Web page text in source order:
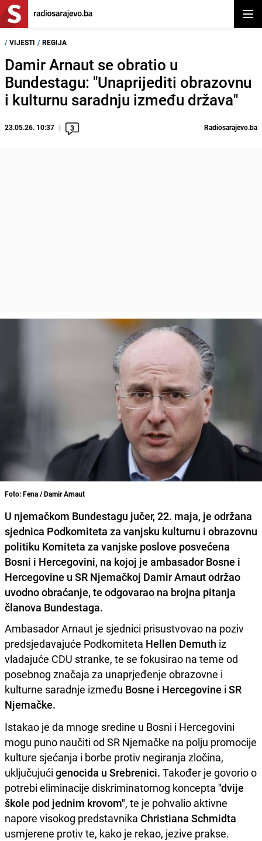
/ VIJESTI / REGIJA
Damir Arnaut se obratio u
Bundestagu: "Unaprijediti obrazovnu
i kulturnu saradnju između država"
23.05.26. 10:37 3 Radiosarajevo.ba
Foto: Fena / Damir Arnaut
U njemačkom Bundestagu jučer, 22. maja, je održana
sjednica Podkomiteta za vanjsku kulturnu i obrazovnu
politiku Komiteta za vanjske poslove posvećena
Bosni i Hercegovini, na kojoj je ambasador Bosne i
Hercegovine u SR Njemačkoj Damir Arnaut održao
uvodno obraćanje, te odgovarao na brojna pitanja
članova Bundestaga.
Ambasador Arnaut je sjednici prisustvovao na poziv
predsjedavajuće Podkomiteta Hellen Demuth iz
vladajuće CDU stranke, te se fokusirao na teme od
posebnog značaja za unaprjeđenje obrazovne i
kulturne saradnje između Bosne i Hercegovine i SR
Njemačke.
Istakao je da mnoge sredine u Bosni i Hercegovini
mogu puno naučiti od SR Njemačke na polju promocije
kulture sjećanja i borbe protiv negiranja zločina,
uključujući genocida u Srebrenici. Također je govorio o
potrebi eliminacije diskriminatornog koncepta "dvije
škole pod jednim krovom", te je pohvalio aktivne
napore visokog predstavnika Christiana Schmidta
usmjerene protiv te, kako je rekao, jezive prakse.